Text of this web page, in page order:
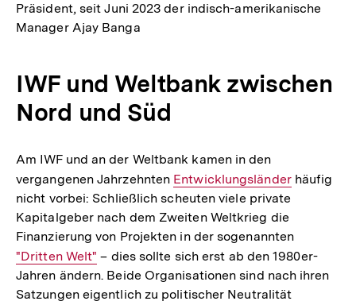
Präsident, seit Juni 2023 der indisch-amerikanische
Manager Ajay Banga
IWF und Weltbank zwischen
Nord und Süd
Am IWF und an der Weltbank kamen in den
vergangenen Jahrzehnten Interner
Link:
Entwicklungsländerhäufig
nicht vorbei: Schließlich scheuten viele private
Kapitalgeber nach dem Zweiten Weltkrieg die
Finanzierung von Projekten in der sogenannten
Interner
Link:
"Dritten Welt" – dies sollte sich erst ab den 1980er-
Jahren ändern. Beide Organisationen sind nach ihren
Satzungen eigentlich zu politischer Neutralität